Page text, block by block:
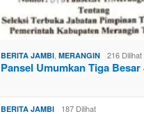
BERITA JAMBI, MERANGIN 216 Dilihat
Pansel Umumkan Tiga
BERITA JAMBI 187 Dilihat